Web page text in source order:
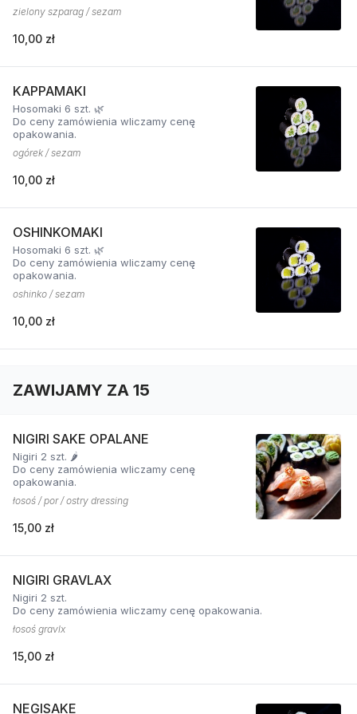
zielony szparag / sezam
10,00 zł
KAPPAMAKI
Hosomaki 6 szt. 🌿
Do ceny zamówienia wliczamy cenę
opakowania.
ogórek / sezam
10,00 zł
OSHINKOMAKI
Hosomaki 6 szt. 🌿
Do ceny zamówienia wliczamy cenę
opakowania.
oshinko / sezam
10,00 zł
ZAWIJAMY ZA 15
NIGIRI SAKE OPALANE
Nigiri 2 szt. 🌶️
Do ceny zamówienia wliczamy cenę
opakowania.
łosoś / por / ostry dressing
15,00 zł
NIGIRI GRAVLAX
Nigiri 2 szt.
Do ceny zamówienia wliczamy cenę opakowania.
łosoś gravlx
15,00 zł
NEGISAKE